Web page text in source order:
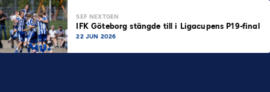
SEF NEXTGEN
IFK Göteborg stängde till i Ligacupens P19-final
22 JUN 2026